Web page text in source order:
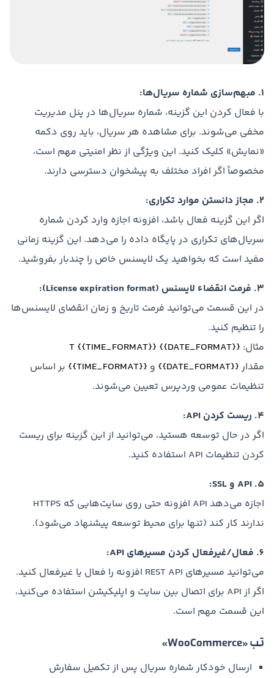
1. مبهم‌سازی شماره سریال‌ها:
با فعال کردن این گزینه، شماره سریال‌ها در پنل مدیریت
مخفی می‌شوند. برای مشاهده هر سریال، باید روی دکمه
«نمایش» کلیک کنید. این ویژگی از نظر امنیتی مهم است،
مخصوصاً اگر افراد مختلف به پیشخوان دسترسی دارند.
2. مجاز دانستن موارد تکراری:
اگر این گزینه فعال باشد، افزونه اجازه وارد کردن شماره
سریال‌های تکراری در پایگاه داده را می‌دهد. این گزینه زمانی
مفید است که بخواهید یک لایسنس خاص را چندبار بفروشید.
3. فرمت انقضاء لایسنس (License expiration format):
در این قسمت می‌توانید فرمت تاریخ و زمان انقضای لایسنس‌ها
را تنظیم کنید.
مثال: {{DATE_FORMAT}} {{TIME_FORMAT}} T
مقدار {{DATE_FORMAT}} و {{TIME_FORMAT}}
بر اساس
تنظیمات عمومی وردپرس تعیین می‌شوند.
4. ریست کردن API:
اگر در حال توسعه هستید، می‌توانید از این گزینه برای ریست
کردن تنظیمات API استفاده کنید.
5. API و SSL:
اجازه می‌دهد API افزونه حتی روی سایت‌هایی که HTTPS
ندارند کار کند (تنها برای محیط توسعه پیشنهاد می‌شود).
6. فعال/غیرفعال کردن مسیرهای API:
می‌توانید مسیرهای REST API افزونه را فعال یا غیرفعال کنید.
اگر از API برای اتصال بین سایت و اپلیکیشن استفاده می‌کنید،
این قسمت مهم است.
تب «WooCommerce»
ارسال خودکار شماره سریال پس از تکمیل سفارش